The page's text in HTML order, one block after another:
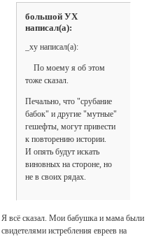
большой УХ
написал(а):
_xy написал(а):
По моему я об этом
тоже сказал.
Печально, что "срубание
бабок" и другие "мутные"
гешефты, могут привести
к повторению истории.
И опять будут искать
виновных на стороне, но
не в своих рядах.
Я всё сказал. Мои бабушка и мама были
свидетелями истребления евреев на